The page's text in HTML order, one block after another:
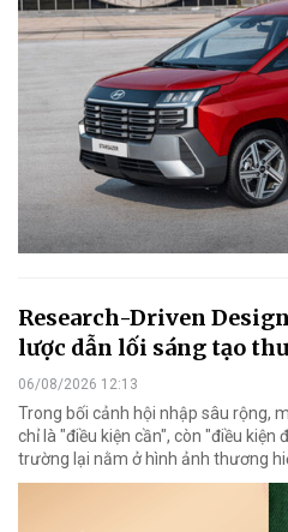
Research-Driven
lược dẫn lối sáng tạo
06/08/2026 12:13
Trong bối cảnh hội nhập sâu rộng,
chỉ là "điều kiện cần", còn "điều kiện
trường lại nằm ở hình ảnh thương